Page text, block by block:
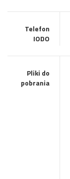
Telefon
IODO
Pliki do
pobrania